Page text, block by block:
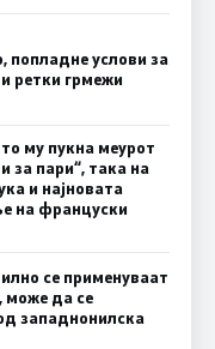
попладне услови за
ретки грмежи
му пукна меурот
за пари“, така на
и најновата
на француски
се применуваат
може да се
западнонилска